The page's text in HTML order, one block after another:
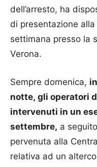
dell’arresto, ha
di presentazione
settimana presso la
Verona.
Sempre domenica,
notte, gli operatori
intervenuti in un
settembre, a
pervenuta alla
relativa ad un